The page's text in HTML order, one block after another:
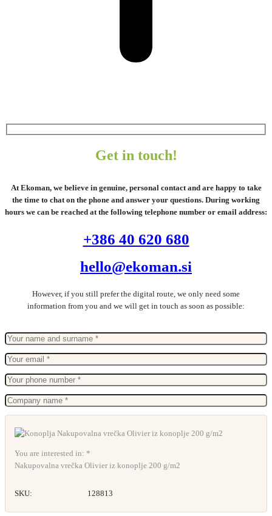
Get in touch!
At Ekoman, we believe in genuine, personal contact and are happy to take
the time to chat on the phone and answer your questions. During working
hours we can be reached at the following telephone number or email address:
+386 40 620 680
hello@ekoman.si
However, if you still prefer the digital route, we only need some
information from you and we will get in touch as soon as possible:
You are interested in: *
Nakupovalna vrečka Olivier iz konoplje 200 g/m2
SKU: 128813